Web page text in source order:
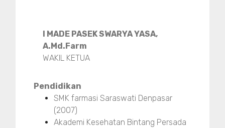
I MADE PASEK SWARYA YASA,
A.Md.Farm
WAKIL KETUA
Pendidikan
SMK farmasi Saraswati Denpasar
(2007)
Akademi Kesehatan Bintang Persada